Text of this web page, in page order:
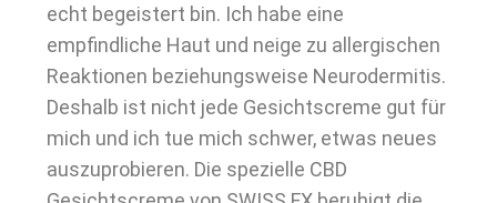
echt begeistert bin. Ich habe eine
empfindliche Haut und neige zu allergischen
Reaktionen beziehungsweise Neurodermitis.
Deshalb ist nicht jede Gesichtscreme gut für
mich und ich tue mich schwer, etwas neues
auszuprobieren. Die spezielle CBD